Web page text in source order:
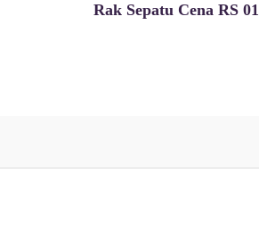
Rak Sepatu Cena RS 01